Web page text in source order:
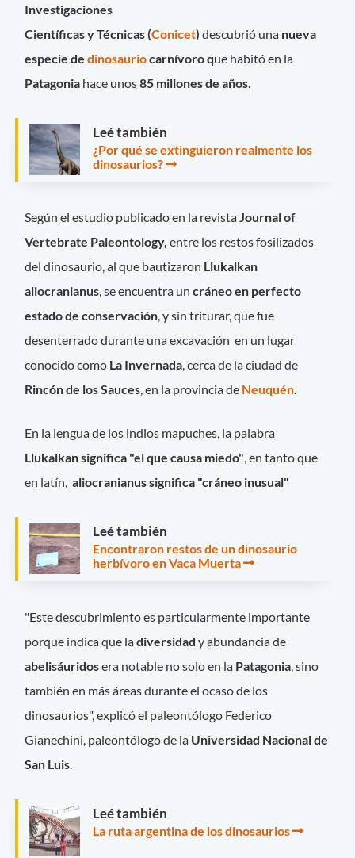
Investigaciones
Científicas y Técnicas (Conicet) descubrió una nueva
especie dedinosauriocarnívoro que habitó en la
Patagonia hace unos85 millones de años
Leé también
¿Por qué se extinguieron realmente los
dinosaurios?
Según el estudio publicado en la revistaJournal of
Vertebrate Paleontology, entre los restos fosilizados
del dinosaurio, al que bautizaron Llukalkan
aliocranianus, se encuentra uncráneo en perfecto
estado de conservación, y sin triturar, que fue
desenterrado durante una excavación en un lugar
conocido como La Invernada, cerca de la ciudad de
Rincón de los Sauces, en la provincia de Neuquén.
En la lengua de los indios mapuches, la palabra
Llukalkan significa "el que causa miedo", en tanto que
en latín,aliocranianus significa "cráneo inusual"
Leé también
Encontraron restos de un dinosaurio
herbívoro en Vaca Muerta
"Este descubrimiento es particularmente importante
porque indica que ladiversidad y abundancia de
abelisáuridosera notable no solo en la Patagonia , sino
también en más áreas durante el ocaso de los
dinosaurios", explicó el paleontólogo Federico
Gianechini, paleontólogo de la Universidad Nacional de
San Luis
Leé también
La ruta argentina de los dinosaurios